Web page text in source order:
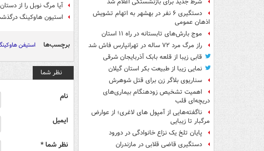
شرط جدید برای بازنشستگی اعلام شد
دستگیری ۶ نفر در بهشهر به اتهام تشویش
اذهان عمومی
موج بارش‌های تابستانه در راه ۱۱ استان
راز مرگ مرد ۷۲ ساله در تهرانپارس فاش شد
قابی زیبا از قلعه بابک آذربایجان شرقی
نمایی زیبا از طبیعت بکر استان گیلان
سناریوی بلاگر زن برای قتل شوهرش
اهمیت تشخیص زودهنگام بیماری‌های
دریچه‌ای قلب
ناگفته‌هایی از آمپول های لاغری؛ از عوارض
مرگبار تا زیبایی
پایان تلخ یک نزاع خانوادگی در دورود
دستگیری قاضی قلابی در مازندران
آیا مرگ نوبل را از
استیون هاوکینگ
برچسب‌ها استیفن
نظر شما
نام
ایمیل
نظر شما *